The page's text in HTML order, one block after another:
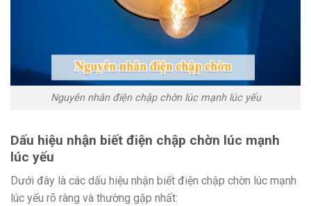
Nguyên nhân điện chập chờn lúc mạnh lúc yếu
Dấu hiệu nhận biết điện chập chờn lúc mạnh
lúc yếu
Dưới đây là các dấu hiệu nhận biết điện chập chờn lúc mạnh
lúc yếu rõ ràng và thường gặp nhất: